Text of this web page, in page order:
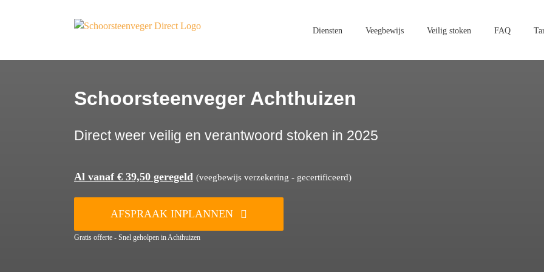
Diensten Veegbewijs Veilig stoken FAQ
Schoorsteenveger Achthuizen
Direct weer veilig en verantwoord stoken in 2025
Al vanaf € 39,50 geregeld (veegbewijs verzekering - gecertificeerd)
AFSPRAAK INPLANNEN
Gratis offerte - Snel geholpen in Achthuizen